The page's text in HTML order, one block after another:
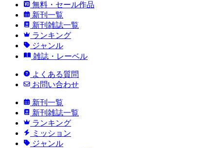
無料・セール作品
新刊一覧
新刊雑誌一覧
ランキング
ジャンル
雑誌・レーベル
よくある質問
お問い合わせ
新刊一覧
新刊雑誌一覧
ランキング
ミッション
ジャンル